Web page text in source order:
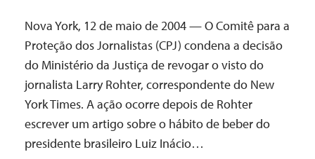
Nova York, 12 de maio de 2004 — O Comitê para a
Proteção dos Jornalistas (CPJ) condena a decisão
do Ministério da Justiça de revogar o visto do
jornalista Larry Rohter, correspondente do New
York Times. A ação ocorre depois de Rohter
escrever um artigo sobre o hábito de beber do
presidente brasileiro Luiz Inácio…